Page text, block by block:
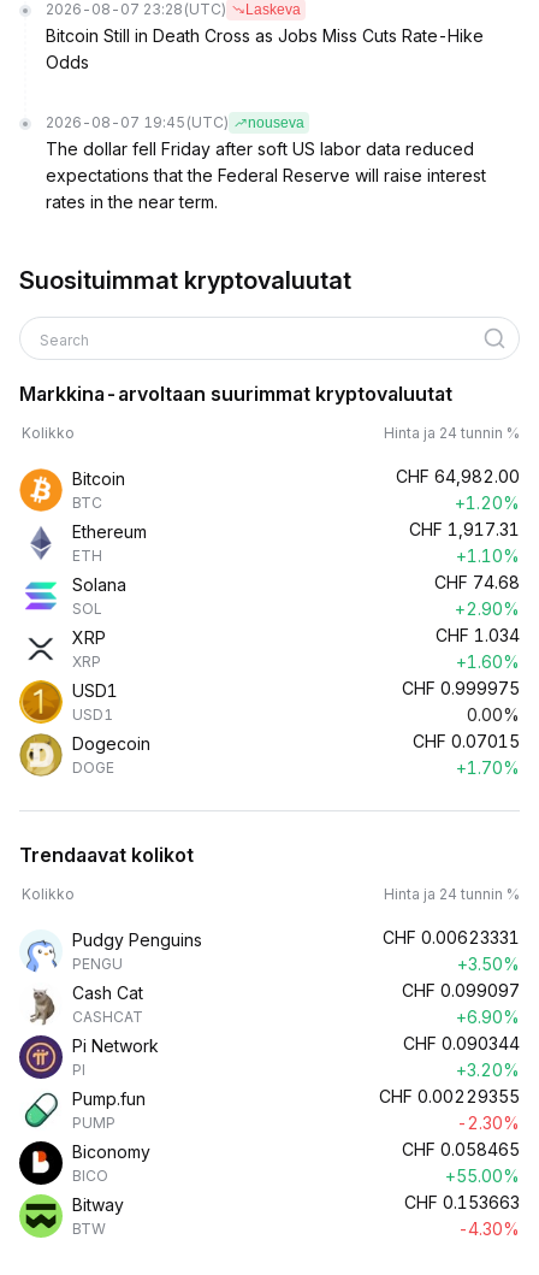
2026-08-07 23:28 (UTC) Laskeva
Bitcoin Still in Death Cross as Jobs Miss Cuts Rate-Hike
Odds
2026-08-07 19:45 (UTC) nouseva
The dollar fell Friday after soft US labor data reduced
expectations that the Federal Reserve will raise interest
rates in the near term.
Suosituimmat kryptovaluutat
Search
Markkina-arvoltaan suurimmat kryptovaluutat
Kolikko Hinta ja 24 tunnin %
Bitcoin
BTC
CHF 64,982.00
+1.20%
Ethereum
ETH
CHF 1,917.31
+1.10%
Solana
SOL
CHF 74.68
+2.90%
XRP
XRP
CHF 1.034
+1.60%
USD1
USD1
CHF 0.999975
0.00%
Dogecoin
DOGE
CHF 0.07015
+1.70%
Trendaavat kolikot
Kolikko Hinta ja 24 tunnin %
Pudgy Penguins
PENGU
CHF 0.00623331
+3.50%
Cash Cat
CASHCAT
CHF 0.099097
+6.90%
Pi Network
PI
CHF 0.090344
+3.20%
Pump.fun
PUMP
CHF 0.00229355
-2.30%
Biconomy
BICO
CHF 0.058465
+55.00%
Bitway
BTW
CHF 0.153663
-4.30%